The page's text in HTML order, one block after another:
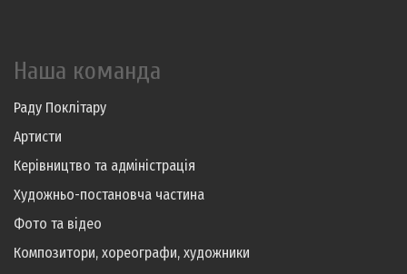
Наша команда
Раду Поклітару
Артисти
Керівництво та адміністрація
Художньо-постановча частина
Фото та відео
Композитори, хореографи, художники